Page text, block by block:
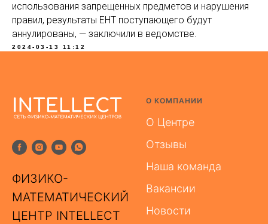
использования запрещенных предметов и нарушения
правил, результаты ЕНТ поступающего будут
аннулированы, — заключили в ведомстве.
2024-03-13 11:12
ФИЗИКО-
МАТЕМАТИЧЕСКИЙ
ЦЕНТР INTELLECT
О КОМПАНИИ
О Центре
Отзывы
Наша команда
Вакансии
Новости